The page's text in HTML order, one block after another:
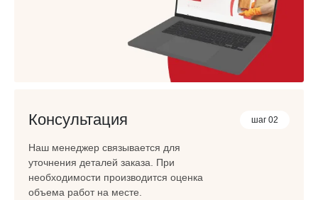
шаг 02
Консультация
Наш менеджер связывается для
уточнения деталей заказа. При
необходимости производится оценка
объема работ на месте.